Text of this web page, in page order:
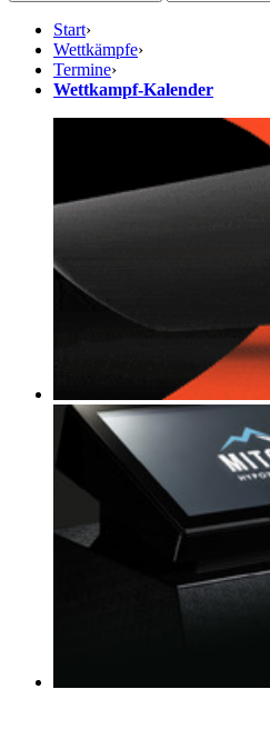
Start›
Wettkämpfe›
Termine›
Wettkampf-Kalender